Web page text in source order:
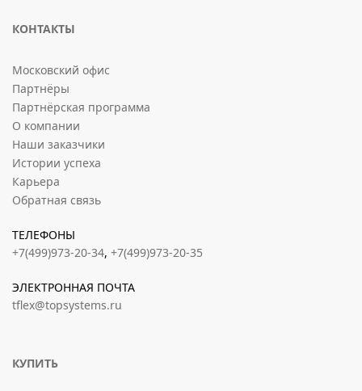
КОНТАКТЫ
Московский офис
Партнёры
Партнёрская программа
О компании
Наши заказчики
Истории успеха
Карьера
Обратная связь
ТЕЛЕФОНЫ
+7(499)973-20-34, +7(499)973-20-35
ЭЛЕКТРОННАЯ ПОЧТА
tflex@topsystems.ru
КУПИТЬ